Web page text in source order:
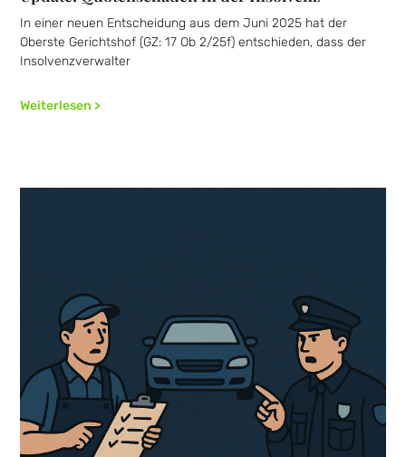
In einer neuen Entscheidung aus dem Juni 2025 hat der
Oberste Gerichtshof (GZ: 17 Ob 2/25f) entschieden, dass der
Insolvenzverwalter
Weiterlesen >